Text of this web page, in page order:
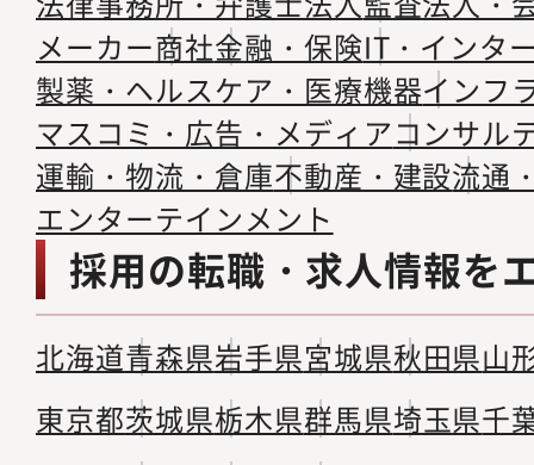
メーカー商社金融・保険IT・インタ
製薬・ヘルスケア・医療機器インフ
マスコミ・広告・メディアコンサル
運輸・物流・倉庫不動産・建設流通
エンターテインメント
採用の転職・求人情報を
北海道青森県岩手県宮城県秋田県山
東京都茨城県栃木県群馬県埼玉県千